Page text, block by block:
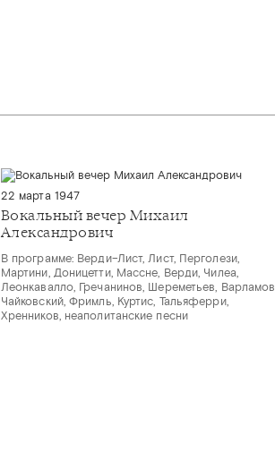
22 марта 1947
Вокальный вечер Михаил
Александрович
В программе: Верди–Лист, Лист, Перголези,
Мартини, Доницетти, Массне, Верди, Чилеа,
Леонкавалло, Гречанинов, Шереметьев, Варламов,
Чайковский, Фримль, Куртис, Тальяферри,
Хренников, неаполитанские песни